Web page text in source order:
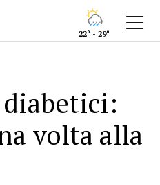
22° - 29°
volta alla